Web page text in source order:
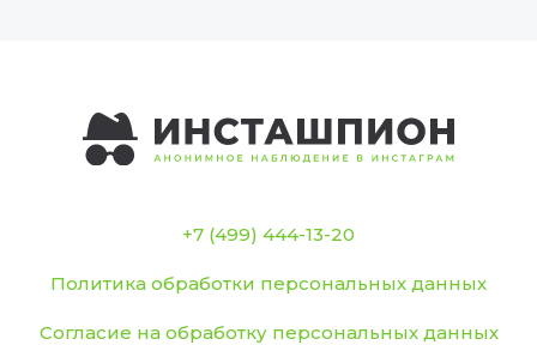
+7 (499) 444-13-20
Политика обработки персональных данных
Согласие на обработку персональных данных